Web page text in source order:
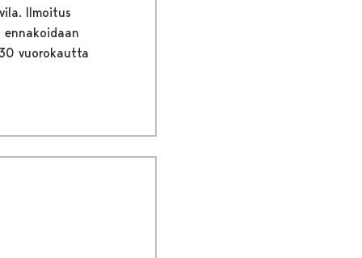
Ilmoitus
vuorokautta